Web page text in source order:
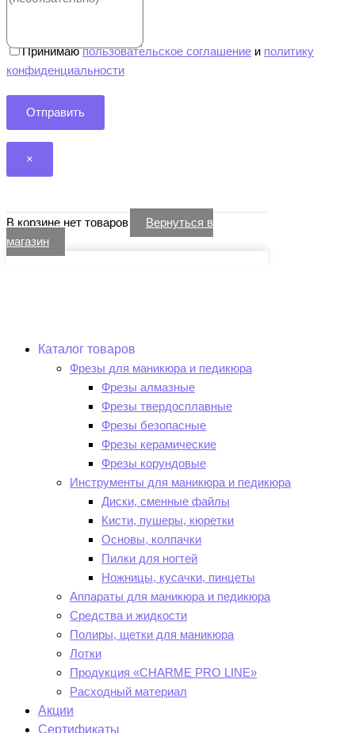
Принимаюпользовательское соглашение и политику
конфиденциальности
×
В корзине нет товаров
Вернуться в
магазин
Каталог товаров
Фрезы для маникюра и педикюра
Фрезы алмазные
Фрезы твердосплавные
Фрезы безопасные
Фрезы керамические
Фрезы корундовые
Инструменты для маникюра и педикюра
Диски, сменные файлы
Кисти, пушеры, кюретки
Основы, колпачки
Пилки для ногтей
Ножницы, кусачки, пинцеты
Аппараты для маникюра и педикюра
Средства и жидкости
Полиры, щетки для маникюра
Лотки
Продукция «CHARME PRO LINE»
Расходный материал
Акции
Сертификаты